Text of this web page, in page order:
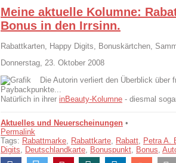
Meine aktuelle Kolumne:
Bonus in den Irrsinn.
Rabattkarten, Happy Digits, Bonuskärtchen,
Donnerstag, 23. Oktober 2008
Die Autorin verliert den Überblick über
Paybackpunkte...
Natürlich in ihrer inBeauty-Kolumne - diesmal
Aktuelles und Neuerscheinungen •
Permalink
Tags: Rabattmarke Rabattkarte Rabatt Petra A.
Digits
Deutschlandkarte Bonuspunkt Bonus